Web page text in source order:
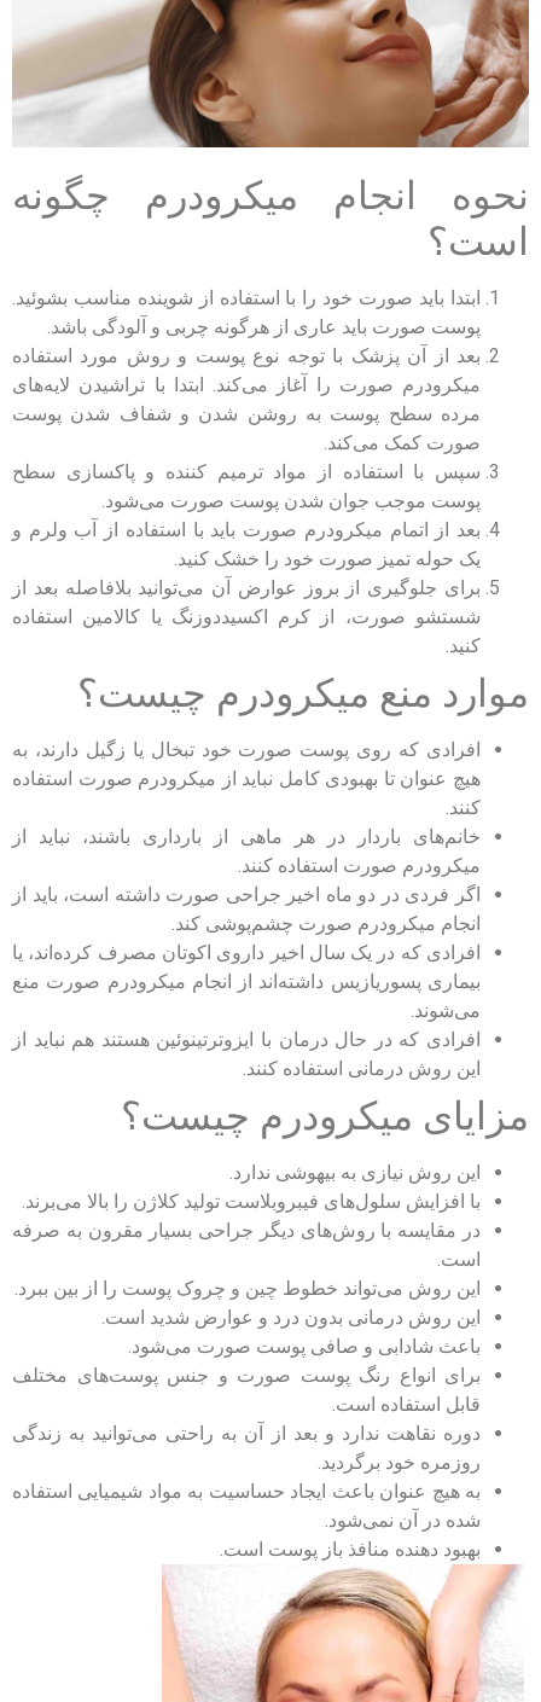
نحوه انجام میکرودرم چگونه
است؟
ابتدا باید صورت خود را با استفاده از شوینده مناسب بشوئید.
پوست صورت باید عاری از هرگونه چربی و آلودگی باشد.
بعد از آن پزشک با توجه نوع پوست و روش مورد استفاده
میکرودرم صورت را آغاز می‌کند. ابتدا با تراشیدن لایه‌های
مرده سطح پوست به روشن شدن و شفاف شدن پوست
صورت کمک می‌کند.
سپس با استفاده از مواد ترمیم کننده و پاکسازی سطح
پوست موجب جوان شدن پوست صورت می‌شود.
بعد از اتمام میکرودرم صورت باید با استفاده از آب ولرم و
یک حوله تمیز صورت خود را خشک کنید.
برای جلوگیری از بروز عوارض آن می‌توانید بلافاصله بعد از
شستشو صورت، از کرم اکسیددوزنگ یا کالامین استفاده
کنید.
موارد منع میکرودرم چیست؟
افرادی که روی پوست صورت خود تبخال یا زگیل دارند، به
هیچ عنوان تا بهبودی کامل نباید از میکرودرم صورت استفاده
کنند.
خانم‌های باردار در هر ماهی از بارداری باشند، نباید از
میکرودرم صورت استفاده کنند.
اگر فردی در دو ماه اخیر جراحی صورت داشته است، باید از
انجام میکرودرم صورت چشم‌پوشی کند.
افرادی که در یک سال اخیر داروی اکوتان مصرف کرده‌اند، یا
بیماری پسوریازیس داشته‌اند از انجام میکرودرم صورت منع
می‌شوند.
افرادی که در حال درمان با ایزوترتینوئین هستند هم نباید از
این روش درمانی استفاده کنند.
مزایای میکرودرم چیست؟
این روش نیازی به بیهوشی ندارد.
با افزایش سلول‌های فیبروبلاست تولید کلاژن را بالا می‌برند.
در مقایسه با روش‌های دیگر جراحی بسیار مقرون به صرفه
است.
این روش می‌تواند خطوط چین و چروک پوست را از بین ببرد.
این روش درمانی بدون درد و عوارض شدید است.
باعث شادابی و صافی پوست صورت می‌شود.
برای انواع رنگ پوست صورت و جنس پوست‌های مختلف
قابل استفاده است.
دوره نقاهت ندارد و بعد از آن به راحتی می‌توانید به زندگی
روزمره خود برگردید.
به هیچ عنوان باعث ایجاد حساسیت به مواد شیمیایی استفاده
شده در آن نمی‌شود.
بهبود دهنده منافذ باز پوست است.